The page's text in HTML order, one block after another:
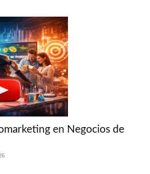
en Negocios de